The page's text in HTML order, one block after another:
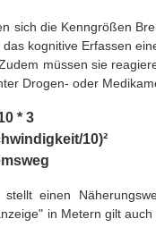
sich die Kenngrößen
kognitive Erfassen
müssen sie
Drogen- oder
* 3
10)²
einen
in Metern gilt